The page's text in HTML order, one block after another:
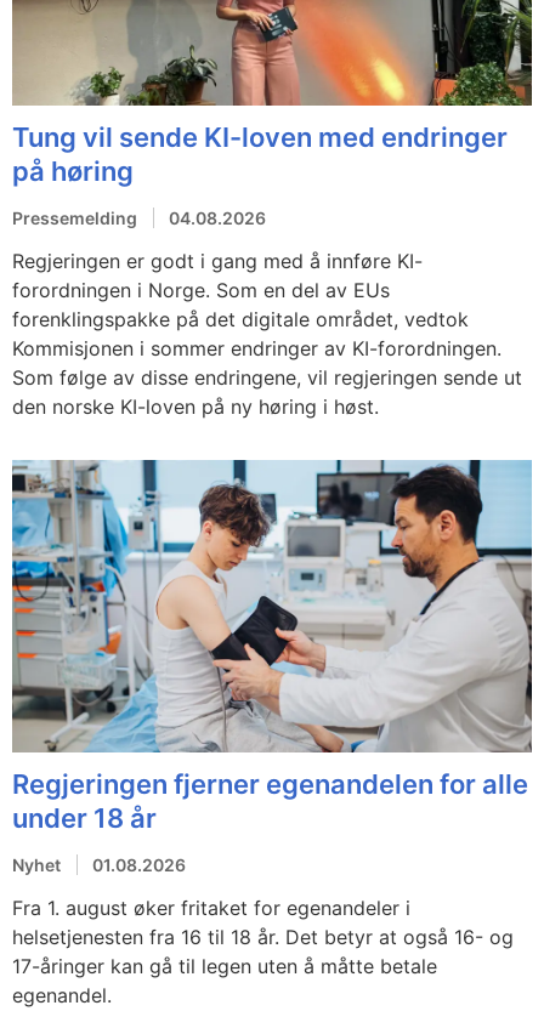
Tung vil sende KI-loven med endringer
på høring
Pressemelding 04.08.2026
Regjeringen er godt i gang med å innføre KI-
forordningen i Norge. Som en del av EUs
forenklingspakke på det digitale området, vedtok
Kommisjonen i sommer endringer av KI-forordningen.
Som følge av disse endringene, vil regjeringen sende ut
den norske KI-loven på ny høring i høst.
Regjeringen fjerner egenandelen for alle
under 18 år
Nyhet 01.08.2026
Fra 1. august øker fritaket for egenandeler i
helsetjenesten fra 16 til 18 år. Det betyr at også 16- og
17-åringer kan gå til legen uten å måtte betale
egenandel.